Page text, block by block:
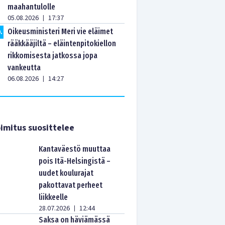
maahantulolle
05.08.2026 | 17:37
.
Oikeusministeri Meri vie eläimet
rääkkääjiltä – eläintenpitokiellon
rikkomisesta jatkossa jopa
vankeutta
06.08.2026 | 14:27
suosittelee
Kantaväestö muuttaa
pois Itä-Helsingistä –
uudet koulurajat
pakottavat perheet
liikkeelle
28.07.2026 | 12:44
Saksa on häviämässä